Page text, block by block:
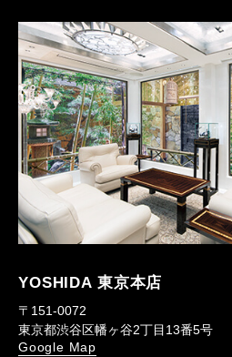
YOSHIDA 東京本店
〒151-0072
東京都渋谷区幡ヶ谷2丁目13番5号
Google Map